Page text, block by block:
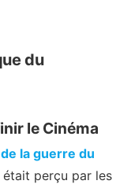
du
le Cinéma
la guerre du
perçu par les